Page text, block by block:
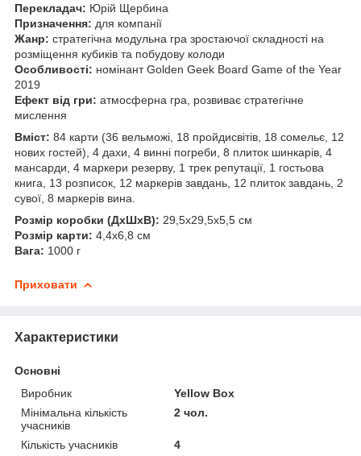
Перекладач: Юрій Щербина
Призначення: для компанії
Жанр: стратегічна модульна гра зростаючої складності на
розміщення кубиків та побудову колоди
Особливості: номінант Golden Geek Board Game of the Year
2019
Ефект від гри: атмосферна гра, розвиває стратегічне
мислення
Вміст: 84 карти (36 вельможі, 18 пройдисвітів, 18 сомельє, 12
нових гостей), 4 дахи, 4 винні погреби, 8 плиток шинкарів, 4
мансарди, 4 маркери резерву, 1 трек репутації, 1 гостьова
книга, 13 розписок, 12 маркерів завдань, 12 плиток завдань, 2
сувої, 8 маркерів вина.
Розмір коробки (ДхШхВ): 29,5х29,5х5,5 см
Розмір карти: 4,4х6,8 см
Вага: 1000 г
Приховати
Характеристики
Основні
Виробник
Yellow Box
Мінімальна кількість
учасників
2 чол.
Кількість учасників
4